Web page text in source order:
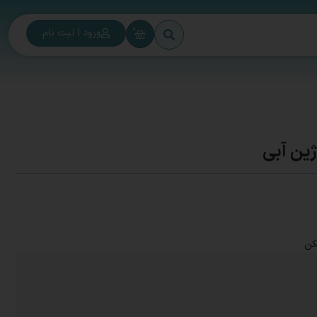
0 ورود | ثبت نام
آبی